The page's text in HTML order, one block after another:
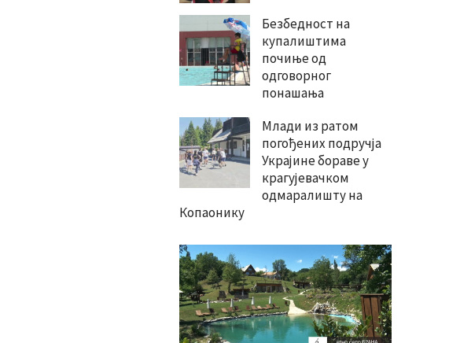
Безбедност на
купалиштима
почиње од
одговорног
понашања
Млади из ратом
погођених подручја
Украјине бораве у
крагујевачком
одмаралишту на
Копаонику